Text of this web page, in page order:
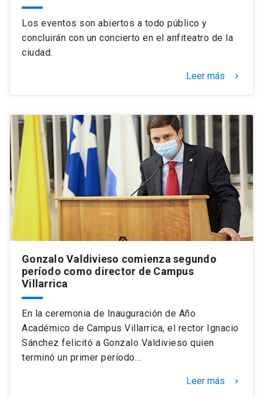
Alumni
Padres y familia
Correo UC
Mi Portal UC launch
Los eventos son abiertos a todo público y
concluirán con un concierto en el anfiteatro de la
ciudad.
Leer más keyboard_arrow_right
Gonzalo Valdivieso comienza segundo
período como director de Campus
Villarrica
En la ceremonia de Inauguración de Año
Académico de Campus Villarrica, el rector Ignacio
Sánchez felicitó a Gonzalo Valdivieso quien
terminó un primer período…
Leer más keyboard_arrow_right